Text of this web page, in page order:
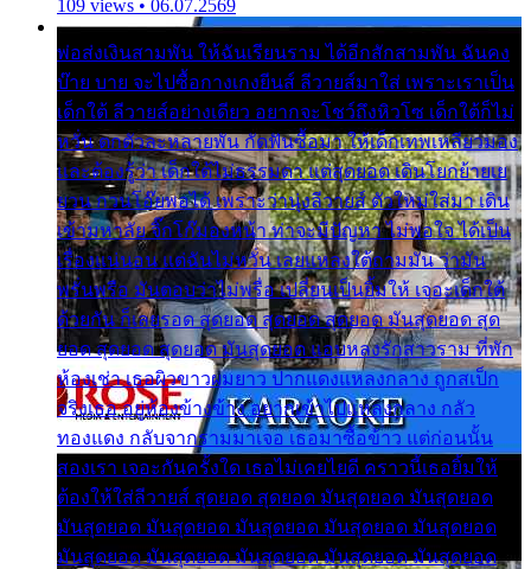
109 views • 06.07.2569
พ่อส่งเงินสามพัน ให้ฉันเรียนราม ได้อีกสักสามพัน ฉันคง
บ๊าย บาย จะไปซื้อกางเกงยีนส์ ลีวายส์มาใส่ เพราะเราเป็น
เด็กใต้ ลีวายส์อย่างเดียว อยากจะโชว์ถึงหิวโซ เด็กใต้ก็ไม่
หวั่น ตกตัวละหลายพัน กัดฟันซื้อมา ให้เด็กเทพเหลียวมอง
และต้องรู้ว่า เด็กใต้ไม่ธรรมดา แต่สุดยอด เดินโยกย้ายเย
ยวน กวนโอ๊ยพอได้ เพราะว่านุ่งลีวายส์ ตัวใหม่ใส่มา เดิน
เข้ามหาลัย จิ๊กโก๊มองหน้า ท่าจะมีปัญหา ไม่พอใจ ได้เป็น
เรื่องแน่นอน แต่ฉันไม่หวั่น เลยแหลงใต้ถามมัน ว่ามัน
พรั่นพรือ มันตอบว่าไม่พรื่อ เปลี่ยนเป็นยิ้มให้ เจอะเด็กใต้
ด้วยกัน ก็เลยรอด สุดยอด สุดยอด สุดยอด มันสุดยอด สุด
ยอด สุดยอด สุดยอด มันสุดยอด แอบหลงรักสาวราม ที่พัก
ห้องเช่า เธอผิวขาวผมยาว ปากแดงแหลงกลาง ถูกสเป็ก
จริงเธอ อยู่ห้องข้างข้าง อยากเข้าไปแหลงกลาง กลัว
ทองแดง กลับจากรามมาเจอ เธอมาซื้อข้าว แต่ก่อนนั้น
สองเรา เจอะกันครั้งใด เธอไม่เคยไยดี คราวนี้เธอยิ้มให้
ต้องให้ใส่ลีวายส์ สุดยอด สุดยอด มันสุดยอด มันสุดยอด
มันสุดยอด มันสุดยอด มันสุดยอด มันสุดยอด มันสุดยอด
มันสุดยอด มันสุดยอด มันสุดยอด มันสุดยอด มันสุดยอด